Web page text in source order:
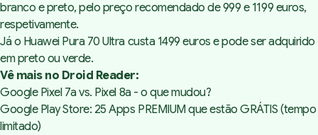
branco e preto, pelo preço recomendado de 999 e 1199 euros,
respetivamente.
Já o Huawei Pura 70 Ultra custa 1499 euros e pode ser adquirido
em preto ou verde.
Vê mais no Droid Reader:
Google Pixel 7a vs. Pixel 8a - o que mudou?
Google Play Store: 25 Apps PREMIUM que estão GRÁTIS (tempo
limitado)